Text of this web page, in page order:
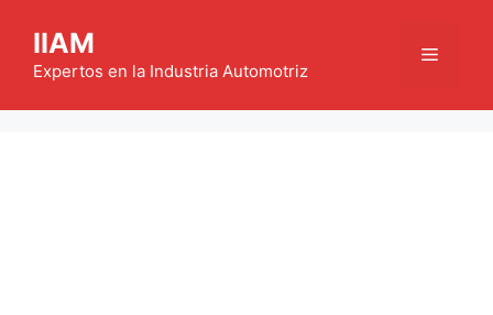
contenido
IIAM
Expertos en la Industria Automotriz
Menú